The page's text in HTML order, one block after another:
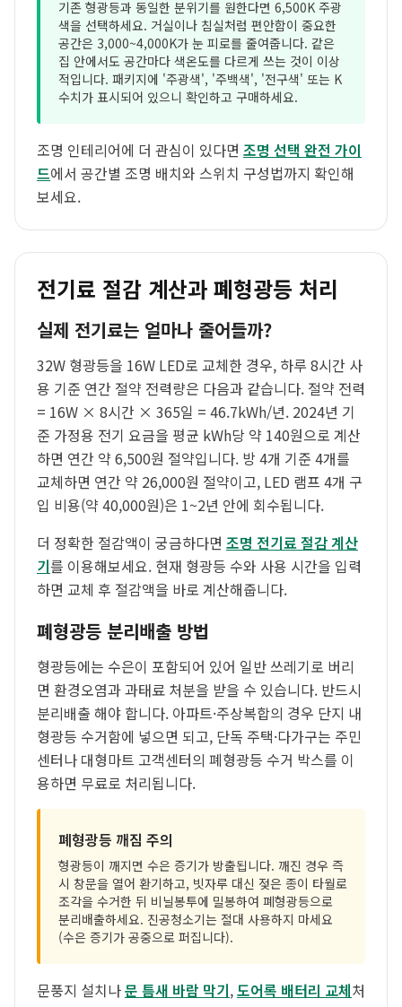
기존 형광등과 동일한 분위기를 원한다면 6,500K 주광
색을 선택하세요. 거실이나 침실처럼 편안함이 중요한
공간은 3,000~4,000K가 눈 피로를 줄여줍니다. 같은
집 안에서도 공간마다 색온도를 다르게 쓰는 것이 이상
적입니다. 패키지에 '주광색', '주백색', '전구색' 또는 K
수치가 표시되어 있으니 확인하고 구매하세요.
조명 인테리어에 더 관심이 있다면 조명 선택 완전 가이
드에서 공간별 조명 배치와 스위치 구성법까지 확인해
보세요.
전기료 절감 계산과 폐형광등 처리
실제 전기료는 얼마나 줄어들까?
32W 형광등을 16W LED로 교체한 경우, 하루 8시간 사
용 기준 연간 절약 전력량은 다음과 같습니다. 절약 전력
= 16W × 8시간 × 365일 = 46.7kWh/년. 2024년 기
준 가정용 전기 요금을 평균 kWh당 약 140원으로 계산
하면 연간 약 6,500원 절약입니다. 방 4개 기준 4개를
교체하면 연간 약 26,000원 절약이고, LED 램프 4개 구
입 비용(약 40,000원)은 1~2년 안에 회수됩니다.
더 정확한 절감액이 궁금하다면 조명 전기료 절감 계산
기를 이용해보세요. 현재 형광등 수와 사용 시간을 입력
하면 교체 후 절감액을 바로 계산해줍니다.
폐형광등 분리배출 방법
형광등에는 수은이 포함되어 있어 일반 쓰레기로 버리
면 환경오염과 과태료 처분을 받을 수 있습니다. 반드시
분리배출 해야 합니다. 아파트·주상복합의 경우 단지 내
형광등 수거함에 넣으면 되고, 단독 주택·다가구는 주민
센터나 대형마트 고객센터의 폐형광등 수거 박스를 이
용하면 무료로 처리됩니다.
폐형광등 깨짐 주의
형광등이 깨지면 수은 증기가 방출됩니다. 깨진 경우 즉
시 창문을 열어 환기하고, 빗자루 대신 젖은 종이 타월로
조각을 수거한 뒤 비닐봉투에 밀봉하여 폐형광등으로
분리배출하세요. 진공청소기는 절대 사용하지 마세요
(수은 증기가 공중으로 퍼집니다).
문풍지 설치나문 틈새 바람 막기,도어록 배터리 교체처